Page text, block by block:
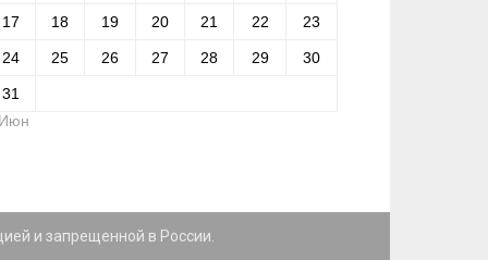
17 18 19 20 21 22 23
24 25 26 27 28 29 30
31
и запрещенной в России.